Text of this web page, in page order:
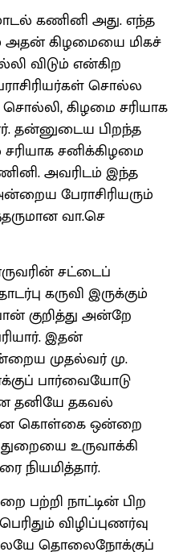
கணினி அது. எந்த
கிழமையை மிகச்
விடும் என்கிற
சொல்ல
கிழமை சரியாக
தன்னுடைய பிறந்த
சனிக்கிழமை
அவரிடம் இந்த
பேராசிரியரும்
வா.செ
சட்டைப்
கருவி இருக்கும்
குறித்து அன்றே
இதன்
முதல்வர் மு.
பார்வையோடு
தனியே தகவல்
கொள்கை ஒன்றை
துறையை உருவாக்கி
நியமித்தார்.
பற்றி நாட்டின் பிற
விழிப்புணர்வு
தொலைநோக்குப்